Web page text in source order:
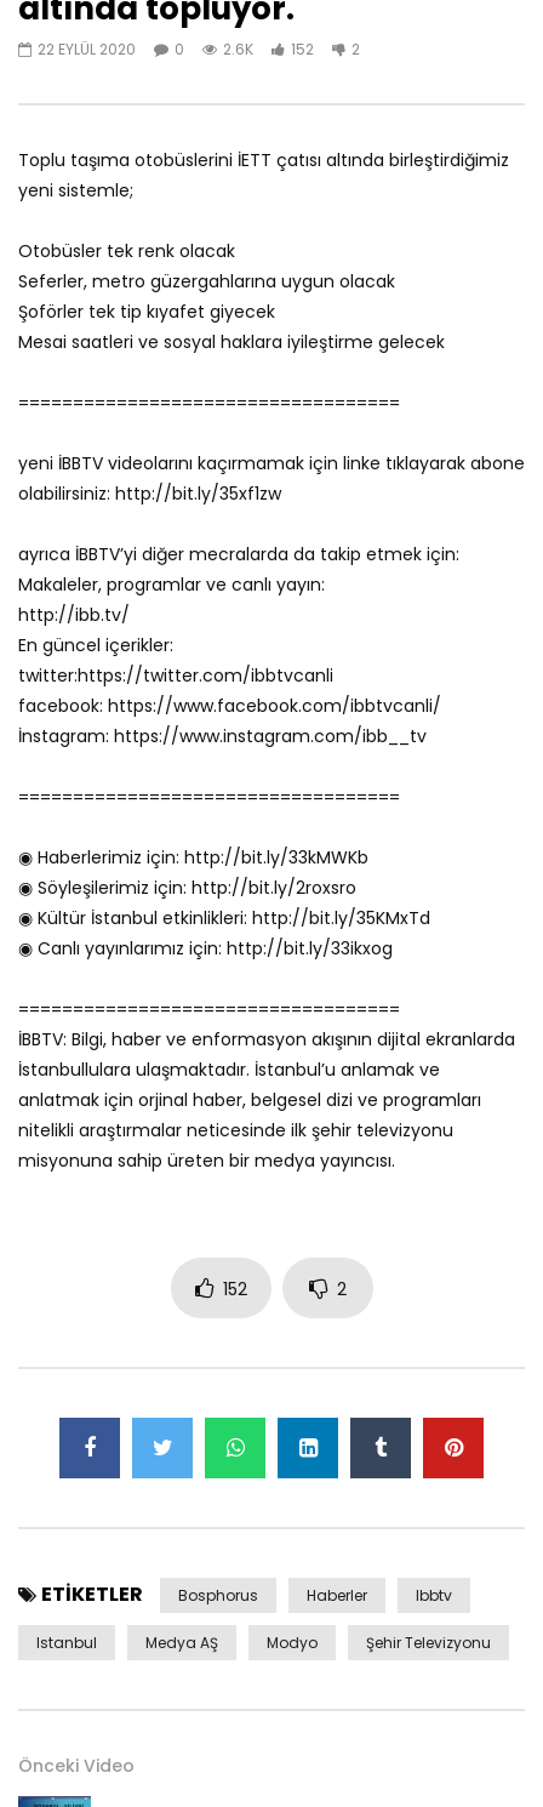
28 ARALIK 2025
0
528 0 0
22 EYLÜL 2020 0 2.6K 152 2
Toplu taşıma otobüslerini İETT çatısı altında birleştirdiğimiz
yeni sistemle;
Otobüsler tek renk olacak
Seferler, metro güzergahlarına uygun olacak
Şoförler tek tip kıyafet giyecek
Mesai saatleri ve sosyal haklara iyileştirme gelecek
===================================
yeni İBBTV videolarını kaçırmamak için linke tıklayarak abone
olabilirsiniz: http://bit.ly/35xf1zw
ayrıca İBBTV’yi diğer mecralarda da takip etmek için:
Makaleler, programlar ve canlı yayın:
http://ibb.tv/
En güncel içerikler:
twitter:https://twitter.com/ibbtvcanli
facebook: https://www.facebook.com/ibbtvcanli/
İnstagram: https://www.instagram.com/ibb__tv
===================================
◉ Haberlerimiz için: http://bit.ly/33kMWKb
◉ Söyleşilerimiz için: http://bit.ly/2roxsro
◉ Kültür İstanbul etkinlikleri: http://bit.ly/35KMxTd
◉ Canlı yayınlarımız için: http://bit.ly/33ikxog
===================================
İBBTV: Bilgi, haber ve enformasyon akışının dijital ekranlarda
İstanbullulara ulaşmaktadır. İstanbul’u anlamak ve
anlatmak için orjinal haber, belgesel dizi ve programları
nitelikli araştırmalar neticesinde ilk şehir televizyonu
misyonuna sahip üreten bir medya yayıncısı.
152 2
ETIKETLER Bosphorus Haberler Ibbtv
Istanbul Medya AŞ Modyo Şehir Televizyonu
Önceki Video